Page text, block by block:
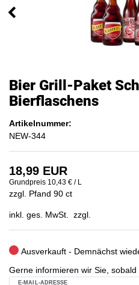
Bier Grill-Paket
Bierflaschens
Artikelnummer:
NEW-344
18,99 EUR
Grundpreis 10,43 € / L
zzgl. Pfand 90 ct
inkl. ges. MwSt. zzgl.
Ausverkauft - Demnächst
Gerne informieren wir Sie,
E-MAIL-ADRESSE